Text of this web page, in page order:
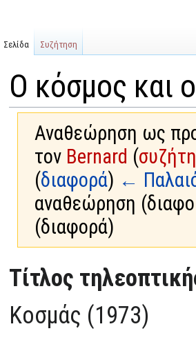
Ο κόσμος και
Αναθεώρηση ως
τον Bernard (
(διαφορά) ←
αναθεώρηση
(διαφορά)
Μετάβαση
στην
Πήδηση
στην
Τίτλος
Κοσμάς (1973)
Σελίδα Συζήτηση